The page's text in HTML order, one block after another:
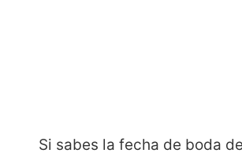
Si sabes la fecha de boda